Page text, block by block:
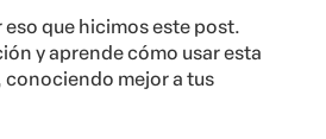
que hicimos este post.
y aprende cómo usar esta
conociendo mejor a tus